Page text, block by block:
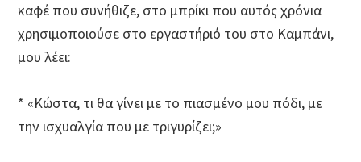
καφέ που συνήθιζε, στο μπρίκι που αυτός χρόνια
χρησιμοποιούσε στο εργαστήριό του στο Καμπάνι,
μου λέει:
* «Κώστα, τι θα γίνει με το πιασμένο μου πόδι, με
την ισχυαλγία που με τριγυρίζει;»